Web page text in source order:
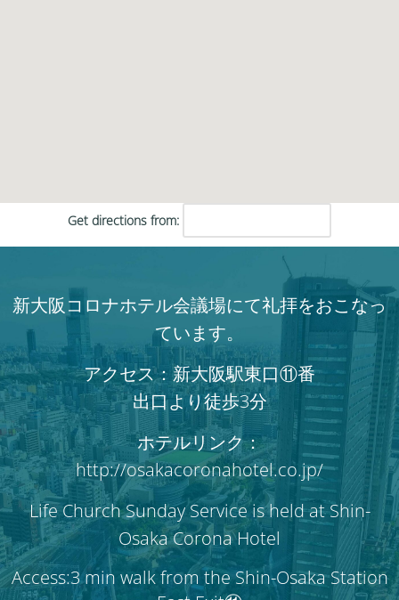
Get directions from:
新大阪コロナホテル会議場にて礼拝をおこなっ
ています。
アクセス：新大阪駅東口⑪番
出口より徒歩3分
ホテルリンク：
http://osakacoronahotel.co.jp/
Life Church Sunday Service is held at Shin-
Osaka Corona Hotel
Access:3 min walk from the Shin-Osaka Station